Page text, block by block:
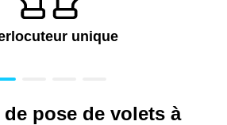
unique
pose de volets à